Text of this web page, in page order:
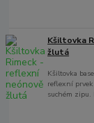
Kšiltovka
žlutá
Kšiltovka
reflexní
suchém zipu.